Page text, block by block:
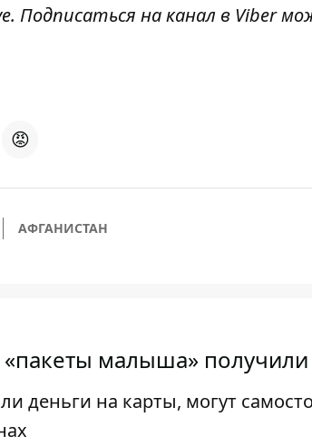
. Подписаться на канал в Viber
😡
АФГАНИСТАН
«пакеты малыша»
деньги на карты, могут